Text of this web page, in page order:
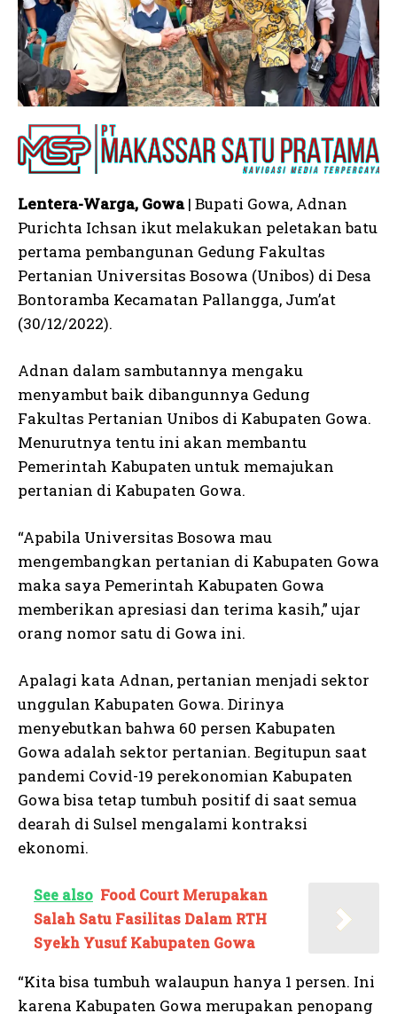
Lentera-Warga, Gowa| Bupati Gowa, Adnan
Purichta Ichsan ikut melakukan peletakan batu
pertama pembangunan Gedung Fakultas
Pertanian Universitas Bosowa (Unibos) di Desa
Bontoramba Kecamatan Pallangga, Jum’at
(30/12/2022).
Adnan dalam sambutannya mengaku
menyambut baik dibangunnya Gedung
Fakultas Pertanian Unibos di Kabupaten Gowa.
Menurutnya tentu ini akan membantu
Pemerintah Kabupaten untuk memajukan
pertanian di Kabupaten Gowa.
“Apabila Universitas Bosowa mau
mengembangkan pertanian di Kabupaten Gowa
maka saya Pemerintah Kabupaten Gowa
memberikan apresiasi dan terima kasih,” ujar
orang nomor satu di Gowa ini.
Apalagi kata Adnan, pertanian menjadi sektor
unggulan Kabupaten Gowa. Dirinya
menyebutkan bahwa 60 persen Kabupaten
Gowa adalah sektor pertanian. Begitupun saat
pandemi Covid-19 perekonomian Kabupaten
Gowa bisa tetap tumbuh positif di saat semua
dearah di Sulsel mengalami kontraksi
ekonomi.
See also Food Court Merupakan
Salah Satu Fasilitas Dalam RTH
Syekh Yusuf Kabupaten Gowa
“Kita bisa tumbuh walaupun hanya 1 persen. Ini
karena Kabupaten Gowa merupakan penopang